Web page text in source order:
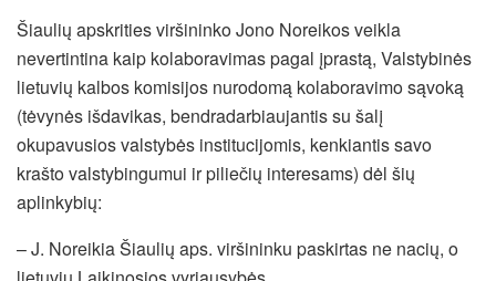
Šiaulių apskrities viršininko Jono Noreikos veikla
nevertintina kaip kolaboravimas pagal įprastą, Valstybinės
lietuvių kalbos komisijos nurodomą kolaboravimo sąvoką
(tėvynės išdavikas, bendradarbiaujantis su šalį
okupavusios valstybės institucijomis, kenkiantis savo
krašto valstybingumui ir piliečių interesams) dėl šių
aplinkybių:
– J. Noreikia Šiaulių aps. viršininku paskirtas ne nacių, o